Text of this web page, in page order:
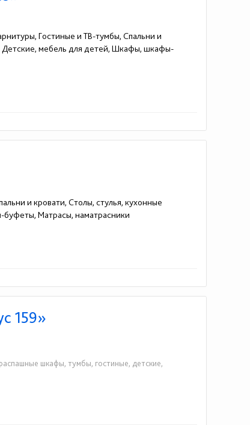
Гостиные и ТВ-тумбы, Спальни и
Детские, мебель для детей, Шкафы, шкафы-
и кровати, Столы, стулья, кухонные
Матрасы, наматрасники
159»
шкафы, тумбы, гостиные, детские,